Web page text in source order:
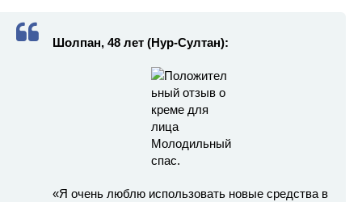
Шолпан, 48 лет (Нур-Султан):
«Я очень люблю использовать новые средства в